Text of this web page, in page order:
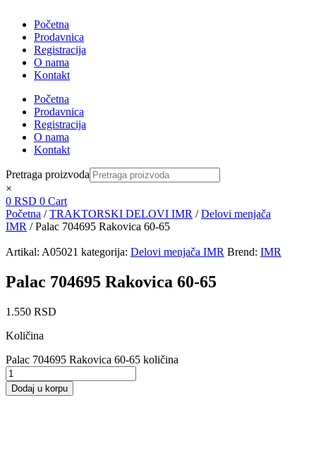
Početna
Prodavnica
Registracija
O nama
Kontakt
Početna
Prodavnica
Registracija
O nama
Kontakt
Pretraga proizvoda
×
0 RSD 0 Cart
Početna /TRAKTORSKI DELOVI IMR /Delovi menjača
IMR / Palac 704695 Rakovica 60-65
Artikal: A05021 kategorija: Delovi menjača IMR Brend: IMR
Palac 704695 Rakovica 60-65
1.550 RSD
Količina
Palac 704695 Rakovica 60-65 količina
Dodaj u korpu